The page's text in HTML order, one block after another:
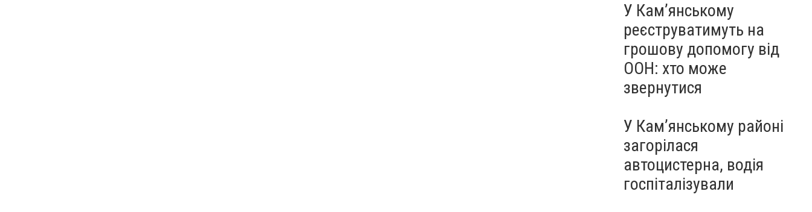
У Кам’янському
реєструватимуть на
грошову допомогу від
ООН: хто може
звернутися
У Кам’янському районі
загорілася
автоцистерна, водія
госпіталізували